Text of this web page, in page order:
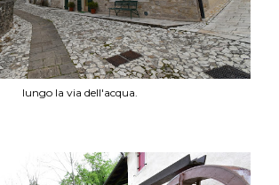
lungo la via dell'acqua.